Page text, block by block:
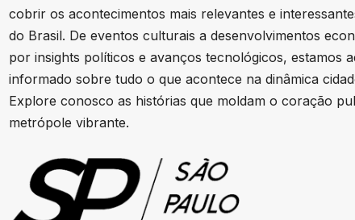
cobrir os acontecimentos mais relevantes e
do Brasil. De eventos culturais a desenvolvimentos
por insights políticos e avanços tecnológicos, estamos
informado sobre tudo o que acontece na dinâmica
Explore conosco as histórias que moldam o coração
metrópole vibrante.